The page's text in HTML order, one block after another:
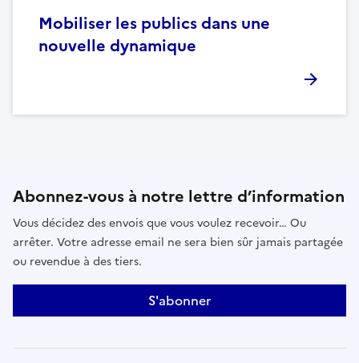
Mobiliser les publics dans une
nouvelle dynamique
Abonnez-vous à notre lettre d’information
Vous décidez des envois que vous voulez recevoir… Ou
arrêter. Votre adresse email ne sera bien sûr jamais partagée
ou revendue à des tiers.
S'abonner